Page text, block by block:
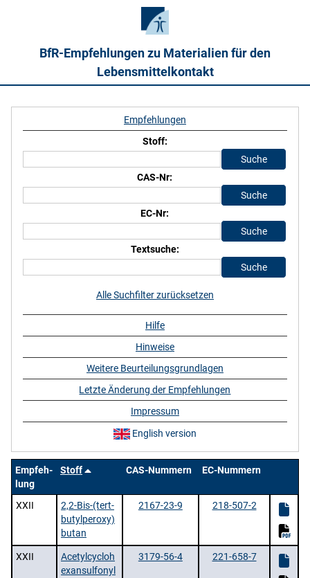
BfR-Empfehlungen zu Materialien für den
Lebensmittelkontakt
Empfeh-
lung
Stoff CAS-Nummern EC-Nummern
XXII
2,2-Bis-(tert-
butylperoxy)
butan
2167-23-9 218-507-2
XXII
Acetylcycloh
exansulfonyl
3179-56-4 221-658-7
Empfehlungen
Stoff:
CAS-Nr:
EC-Nr:
Textsuche:
Alle Suchfilter zurücksetzen
Hilfe
Hinweise
Weitere Beurteilungsgrundlagen
Letzte Änderung der Empfehlungen
Impressum
English version